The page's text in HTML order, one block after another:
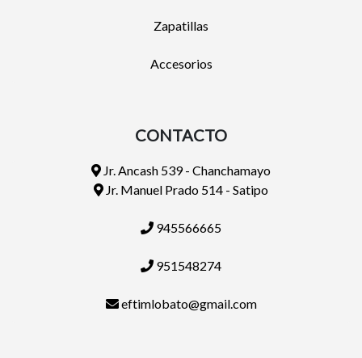
Zapatillas
Accesorios
CONTACTO
Jr. Ancash 539 - Chanchamayo
Jr. Manuel Prado 514 - Satipo
945566665
951548274
eftimlobato@gmail.com